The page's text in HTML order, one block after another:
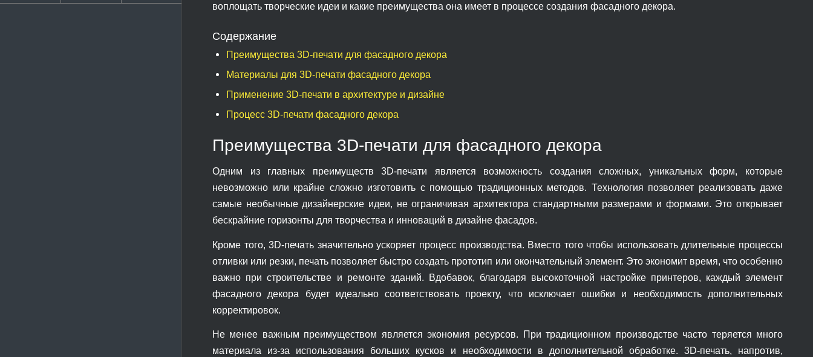
воплощать творческие идеи и какие преимущества она имеет в процессе создания фасадного декора.
Содержание
Преимущества 3D-печати для фасадного декора
Материалы для 3D-печати фасадного декора
Применение 3D-печати в архитектуре и дизайне
Процесс 3D-печати фасадного декора
Преимущества 3D-печати для фасадного декора
Одним из главных преимуществ 3D-печати является возможность создания сложных, уникальных форм, которые
невозможно или крайне сложно изготовить с помощью традиционных методов. Технология позволяет реализовать даже
самые необычные дизайнерские идеи, не ограничивая архитектора стандартными размерами и формами. Это открывает
бескрайние горизонты для творчества и инноваций в дизайне фасадов.
Кроме того, 3D-печать значительно ускоряет процесс производства. Вместо того чтобы использовать длительные процессы
отливки или резки, печать позволяет быстро создать прототип или окончательный элемент. Это экономит время, что особенно
важно при строительстве и ремонте зданий. Вдобавок, благодаря высокоточной настройке принтеров, каждый элемент
фасадного декора будет идеально соответствовать проекту, что исключает ошибки и необходимость дополнительных
корректировок.
Не менее важным преимуществом является экономия ресурсов. При традиционном производстве часто теряется много
материала из-за использования больших кусков и необходимости в дополнительной обработке. 3D-печать, напротив,